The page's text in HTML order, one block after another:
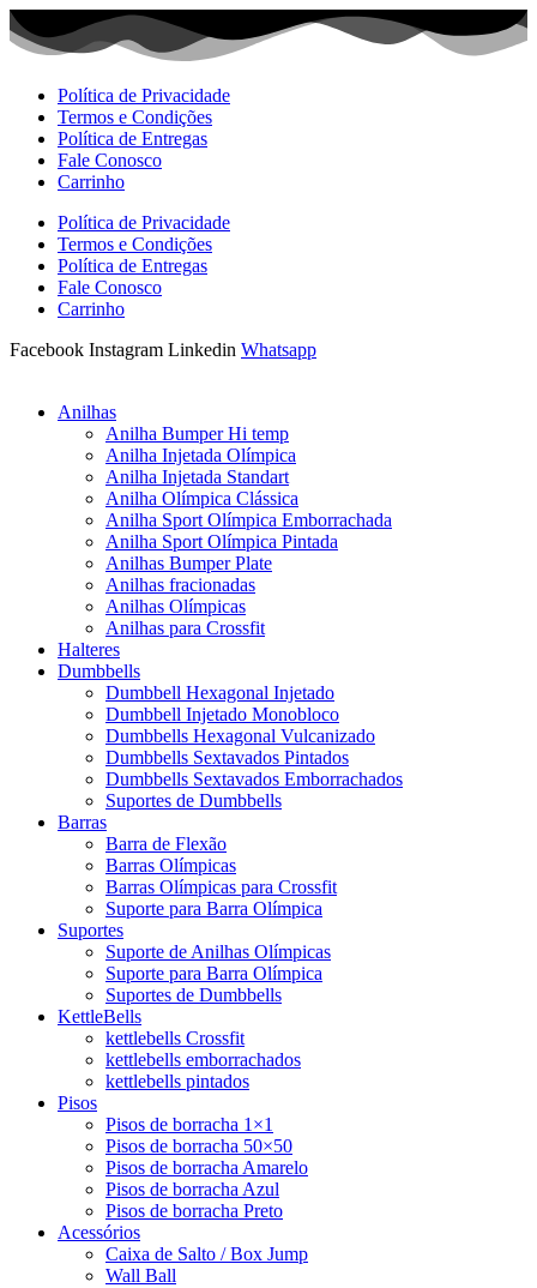
Ir
para
Política de Privacidade
Termos e Condições
Política de Entregas
Fale Conosco
Carrinho
Política de Privacidade
Termos e Condições
Política de Entregas
Fale Conosco
Carrinho
Facebook Instagram Linkedin Whatsapp
Anilhas
Anilha Bumper Hi temp
Anilha Injetada Olímpica
Anilha Injetada Standart
Anilha Olímpica Clássica
Anilha Sport Olímpica Emborrachada
Anilha Sport Olímpica Pintada
Anilhas Bumper Plate
Anilhas fracionadas
Anilhas Olímpicas
Anilhas para Crossfit
Halteres
Dumbbells
Dumbbell Hexagonal Injetado
Dumbbell Injetado Monobloco
Dumbbells Hexagonal Vulcanizado
Dumbbells Sextavados Pintados
Dumbbells Sextavados Emborrachados
Suportes de Dumbbells
Barras
Barra de Flexão
Barras Olímpicas
Barras Olímpicas para Crossfit
Suporte para Barra Olímpica
Suportes
Suporte de Anilhas Olímpicas
Suporte para Barra Olímpica
Suportes de Dumbbells
KettleBells
kettlebells Crossfit
kettlebells emborrachados
kettlebells pintados
Pisos
Pisos de borracha 1×1
Pisos de borracha 50×50
Pisos de borracha Amarelo
Pisos de borracha Azul
Pisos de borracha Preto
Acessórios
Caixa de Salto / Box Jump
Wall Ball